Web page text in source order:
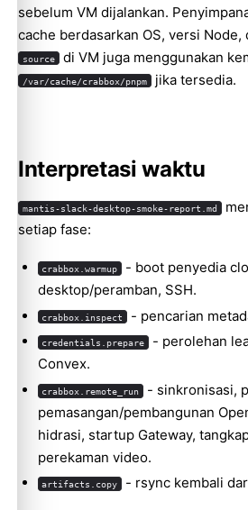
sebelum VM dijalankan.
cache berdasarkan OS, versi
source di VM juga menggunakan
/var/cache/crabbox/pnpm jika tersedia.
Interpretasi waktu
mantis-slack-desktop-smoke-report.md
setiap fase:
crabbox.warmup
- boot penyedia
desktop/peramban, SSH.
crabbox.inspect - pencarian
credentials.prepare
- perolehan
Convex.
crabbox.remote_run
- sinkronisasi,
pemasangan/pembangunan
hidrasi, startup Gateway,
perekaman video.
artifacts.copy - rsync kembali